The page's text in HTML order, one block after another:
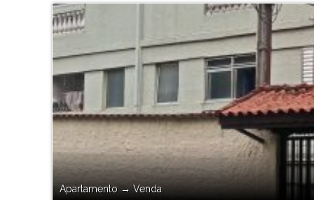
Apartamento →Venda